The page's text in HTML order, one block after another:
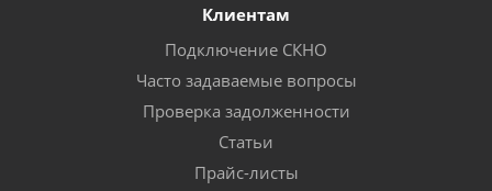
Клиентам
Подключение СКНО
Часто задаваемые вопросы
Проверка задолженности
Статьи
Прайс-листы